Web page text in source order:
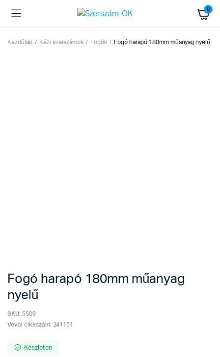
0
Kezdőlap Kézi szerszámok Fogók Fogó harapó 180mm műanyag nyelű
Fogó harapó 180mm műanyag
nyelű
SKU: 5509
Vevői cikkszám: 241151
Készleten